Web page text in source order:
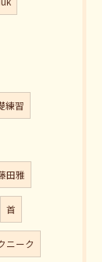
練習
田雅
首
ニーク